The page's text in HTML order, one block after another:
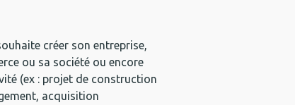
créer son entreprise,
ou sa société ou encore
(ex : projet de construction
acquisition